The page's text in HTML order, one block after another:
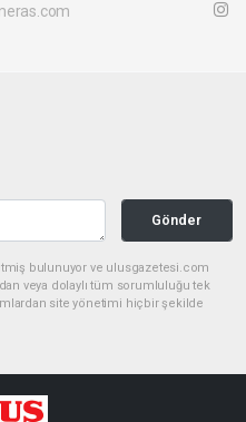
Gönder
bulunuyor ve ulusgazetesi.com
veya dolaylı tüm sorumluluğu tek
site yönetimi hiçbir şekilde